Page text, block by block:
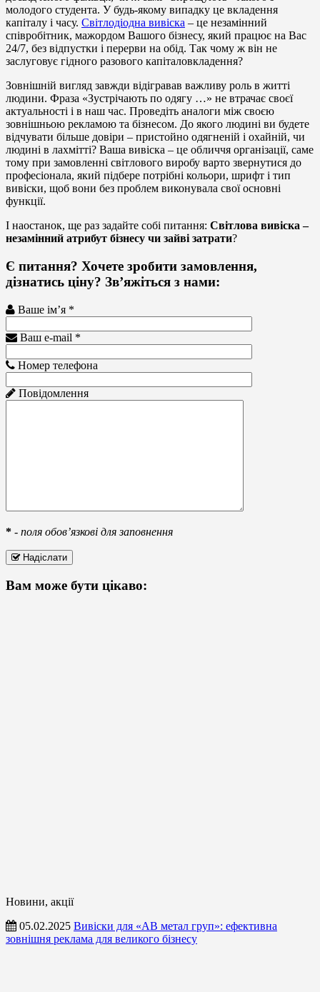
молодого студента. У будь-якому випадку це вкладення
капіталу і часу. Світлодіодна вивіска – це незамінний
співробітник, мажордом Вашого бізнесу, який працює на Вас
24/7, без відпустки і перерви на обід. Так чому ж він не
заслуговує гідного разового капіталовкладення?
Зовнішній вигляд завжди відігравав важливу роль в житті
людини. Фраза «Зустрічають по одягу …» не втрачає своєї
актуальності і в наш час. Проведіть аналоги між своєю
зовнішньою рекламою та бізнесом. До якого людині ви будете
відчувати більше довіри – пристойно одягненій і охайній, чи
людині в лахмітті? Ваша вивіска – це обличчя організації, саме
тому при замовленні світлового виробу варто звернутися до
професіонала, який підбере потрібні кольори, шрифт і тип
вивіски, щоб вони без проблем виконувала свої основні
функції.
І наостанок, ще раз задайте собі питання: Світлова вивіска –
незамінний атрибут бізнесу чи зайві затрати?
Є питання? Хочете зробити замовлення,
дізнатись ціну? Зв’яжіться з нами:
Ваше ім’я *
Ваш e-mail *
Номер телефона
Повідомлення
* - поля обов’язкові для заповнення
Надіслати
Вам може бути цікаво:
Новини, акції
05.02.2025 Вивіски для «АВ метал груп»: ефективна
зовнішня реклама для великого бізнесу